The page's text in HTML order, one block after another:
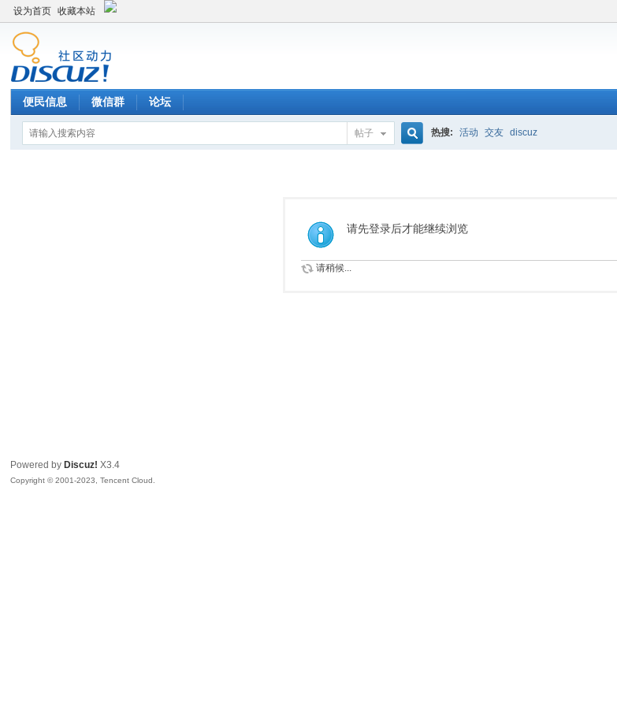
设为首页 收藏本站
便民信息 微信群 论坛
帖子
索
热搜: 活动 交友 discuz
请先登录后才能继续浏览
请稍候...
Powered by Discuz! X3.4
Copyright © 2001-2023, Tencent Cloud.